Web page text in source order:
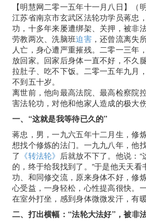
【明慧网二零一五年十一月八日】（
江苏省南京市玄武区法轮功学员蒋忠
功，十多年来屡遭绑架、关押，被非
劳教两次、洗脑班迫害，还曾流离失
人亡，身心遭严重摧残。二零一三年
放回家。回家后身体一直不好，不久
拉肚子、吃不下饭。二零一五年九月
不到五十岁。
离世前，他向最高法院、最高检察院
害法轮功，对他和他家人造成的极大伤
一、“这就是我等待已久的”
蒋忠，男，一九六五年十二月生，修
想找个修炼的法门。一九九八年，他
了 《转法轮》 后就放不下了。他说：
的，终于给我找到了。”于是他天天看
功、和同修交流，原来身体不好，修
心受益，一身轻松，心性提高很快。
在室外打坐，感到身体微微发汗，有
二、打出横幅：“法轮大法好”，被非